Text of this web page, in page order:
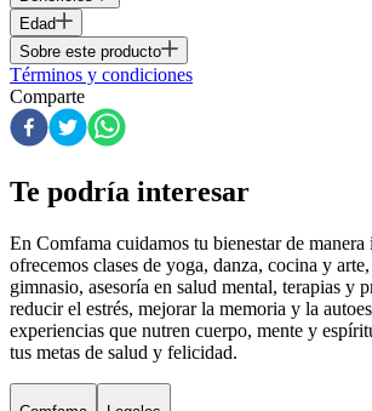
Edad
Sobre este producto
Términos y condiciones
Comparte
Te podría interesar
En Comfama cuidamos tu bienestar de manera
ofrecemos clases de yoga, danza, cocina y
gimnasio, asesoría en salud mental, terapias y
reducir el estrés, mejorar la memoria y la
experiencias que nutren cuerpo, mente y
tus metas de salud y felicidad.